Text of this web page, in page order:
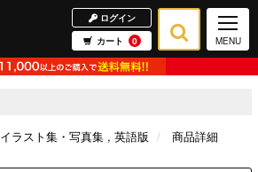
ログイン
カート
0 MENU
イラスト集・写真集 英語版 商品詳細